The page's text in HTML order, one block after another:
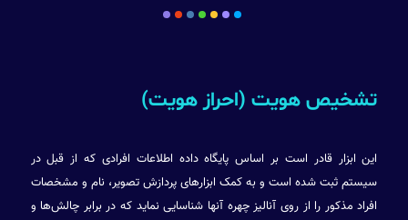
تشخیص هویت (احراز هویت)
این ابزار قادر است بر اساس پایگاه داده اطلاعات افرادی که از قبل در
سیستم ثبت شده است و به کمک ابزارهای پردازش تصویر، نام و مشخصات
افراد مذکور را از روی آنالیز چهره آنها شناسایی نماید که در برابر چالش‌ها و